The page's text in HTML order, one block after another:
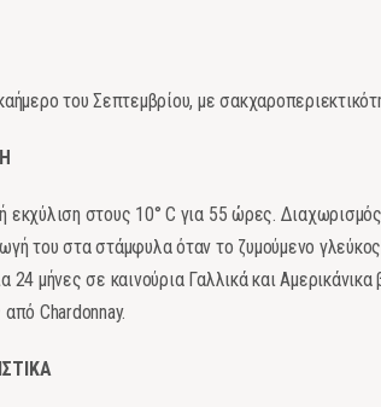
του Σεπτεμβρίου, με
εκχύλιση στους 10° C για 55 ώρες.
του στα στάμφυλα όταν το ζυμούμενο
24 μήνες σε καινούρια Γαλλικά και
Chardonnay.